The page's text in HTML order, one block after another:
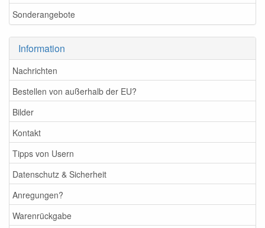
Sonderangebote
Information
Nachrichten
Bestellen von außerhalb der EU?
Bilder
Kontakt
Tipps von Usern
Datenschutz & Sicherheit
Anregungen?
Warenrückgabe